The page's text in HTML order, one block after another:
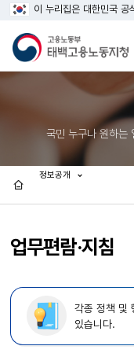
이 누리집은 대한민국 공
국민 누구나 원하는
업무편람·지침
정보공개
각종 정책 및
있습니다.